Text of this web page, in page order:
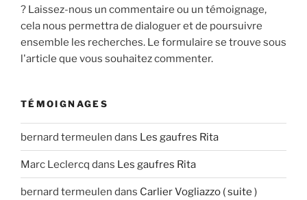
? Laissez-nous un commentaire ou un témoignage,
cela nous permettra de dialoguer et de poursuivre
ensemble les recherches. Le formulaire se trouve sous
l'article que vous souhaitez commenter.
TÉMOIGNAGES
bernard termeulen dans Les gaufres Rita
Marc Leclercq dans Les gaufres Rita
bernard termeulen dans Carlier Vogliazzo ( suite )